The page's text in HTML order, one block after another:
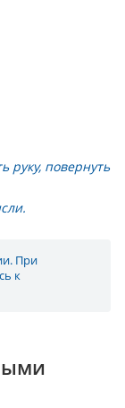
руку, повернуть
При
к